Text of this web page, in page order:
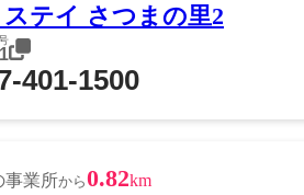
テイ さつまの里2
401-1500
事業所から0.82km